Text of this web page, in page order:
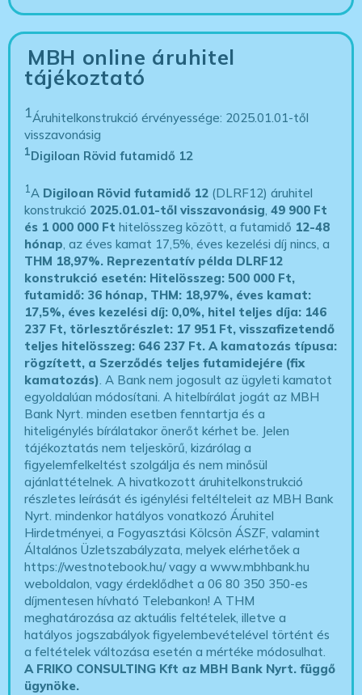
MBH online áruhitel
tájékoztató
1Áruhitelkonstrukció érvényessége: 2025.01.01-től
visszavonásig
1Digiloan Rövid futamidő 12
1A Digiloan Rövid futamidő 12 (DLRF12) áruhitel
konstrukció 2025.01.01-től visszavonásig,49 900 Ft
és 1 000 000 Ft hitelösszeg között, a futamidő 12-48
hónap, az éves kamat 17,5%, éves kezelési díj nincs, a
THM 18,97%. Reprezentatív példa DLRF12
konstrukció esetén: Hitelösszeg: 500 000 Ft,
futamidő: 36 hónap, THM: 18,97%, éves kamat:
17,5%, éves kezelési díj: 0,0%, hitel teljes díja: 146
237 Ft, törlesztőrészlet: 17 951 Ft, visszafizetendő
teljes hitelösszeg: 646 237 Ft.A kamatozás típusa:
rögzített, a Szerződés teljes futamidejére (fix
kamatozás). A Bank nem jogosult az ügyleti kamatot
egyoldalúan módosítani. A hitelbírálat jogát az MBH
Bank Nyrt. minden esetben fenntartja és a
hiteligénylés bírálatakor önerőt kérhet be. Jelen
tájékoztatás nem teljeskörű, kizárólag a
figyelemfelkeltést szolgálja és nem minősül
ajánlattételnek. A hivatkozott áruhitelkonstrukció
részletes leírását és igénylési feltélteleit az MBH Bank
Nyrt. mindenkor hatályos vonatkozó Áruhitel
Hirdetményei, a Fogyasztási Kölcsön ÁSZF, valamint
Általános Üzletszabályzata, melyek elérhetőek a
https://westnotebook.hu/vagy a www.mbhbank.hu
weboldalon, vagy érdeklődhet a 06 80 350 350-es
díjmentesen hívható Telebankon! A THM
meghatározása az aktuális feltételek, illetve a
hatályos jogszabályok figyelembevételével történt és
a feltételek változása esetén a mértéke módosulhat.
A FRIKO CONSULTING Kft az MBH Bank Nyrt. függő
ügynöke.